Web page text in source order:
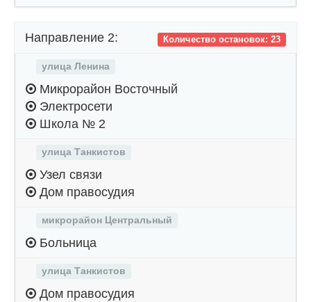
Количество остановок: 23
Направление 2:
улица Ленина
Микрорайон Восточный
Электросети
Школа № 2
улица Танкистов
Узел связи
Дом правосудия
микрорайон Центральный
Больница
улица Танкистов
Дом правосудия